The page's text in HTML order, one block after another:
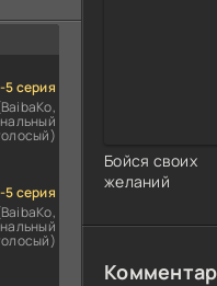
5 серия
5 серия
Бойся своих
желаний